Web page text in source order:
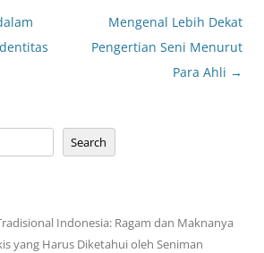
Mengenal Lebih Dekat
Pengertian Seni Menurut
Para Ahli →
Search
Indonesia: Ragam dan Maknanya
yang Harus Diketahui oleh Seniman